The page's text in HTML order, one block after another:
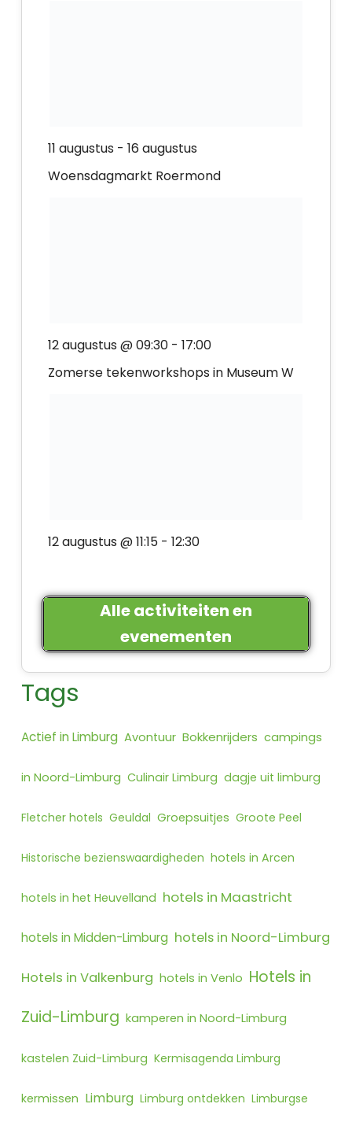
11 augustus - 16 augustus
Woensdagmarkt Roermond
12 augustus @ 09:30- 17:00
Zomerse tekenworkshops in Museum W
12 augustus @ 11:15- 12:30
Alle activiteiten en
evenementen
Tags
Actief in Limburg Avontuur Bokkenrijders campings
in Noord-Limburg Culinair Limburg dagje uit limburg
Fletcher hotels Geuldal Groepsuitjes Groote Peel
Historische bezienswaardigheden hotels in Arcen
hotels in het Heuvelland hotels in Maastricht
hotels in Midden-Limburg hotels in Noord-Limburg
Hotels in Valkenburg hotels in Venlo Hotels in
Zuid-Limburg kamperen in Noord-Limburg
kastelen Zuid-Limburg Kermisagenda Limburg
kermissen Limburg Limburg ontdekken Limburgse